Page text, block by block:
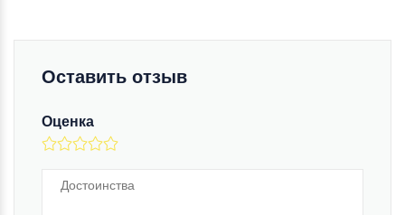
Оставить отзыв
Оценка